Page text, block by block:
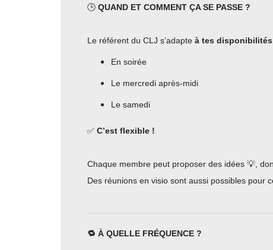
🕒 QUAND ET COMMENT ÇA SE PASSE ?
Le référent du CLJ s’adapte à tes disponibilités
En soirée
Le mercredi après-midi
Le samedi
✅ C’est flexible !
Chaque membre peut proposer des idées 💡,
Des réunions en visio sont aussi possibles pour
🔁 À QUELLE FRÉQUENCE ?